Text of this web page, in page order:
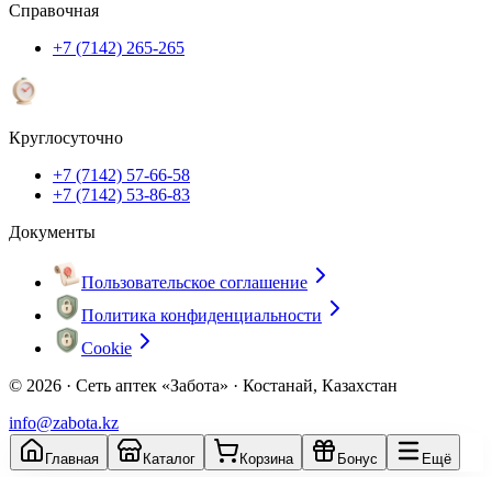
Справочная
+7 (7142) 265-265
Круглосуточно
+7 (7142) 57-66-58
+7 (7142) 53-86-83
Документы
Пользовательское соглашение
Политика конфиденциальности
Cookie
© 2026 · Сеть аптек «Забота» · Костанай, Казахстан
info@zabota.kz
Главная Каталог Корзина Бонус Ещё